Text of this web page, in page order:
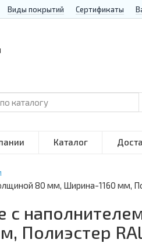
Виды покрытий Сертификаты
Каталог
80 мм, Ширина-1160 мм,
с
Полиэстер